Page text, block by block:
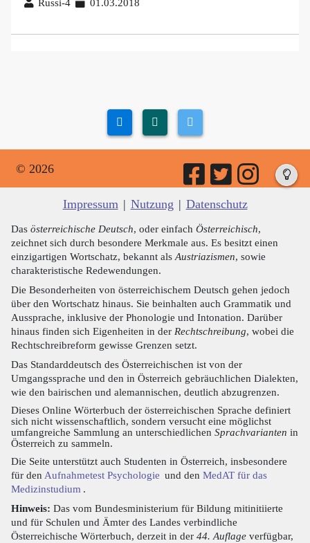
Russi-4 01.03.2018
© 2026
Impressum | Nutzung | Datenschutz
Das österreichische Deutsch, oder einfach Österreichisch,
zeichnet sich durch besondere Merkmale aus. Es besitzt einen
einzigartigen Wortschatz, bekannt alsAustriazismen, sowie
charakteristische Redewendungen.
Die Besonderheiten von österreichischem Deutsch gehen jedoch
über den Wortschatz hinaus. Sie beinhalten auch Grammatik und
Aussprache, inklusive der Phonologie und Intonation. Darüber
hinaus finden sich Eigenheiten in der Rechtschreibung, wobei die
Rechtschreibreform gewisse Grenzen setzt.
Das Standarddeutsch des Österreichischen ist von der
Umgangssprache und den in Österreich gebräuchlichen Dialekten,
wie den bairischen und alemannischen, deutlich abzugrenzen.
Dieses Online Wörterbuch der österreichischen Sprache definiert
sich nicht wissenschaftlich, sondern versucht eine möglichst
umfangreiche Sammlung an unterschiedlichen Sprachvarianten in
Österreich zu sammeln.
Die Seite unterstützt auch Studenten in Österreich, insbesondere
für den Aufnahmetest Psychologie und den MedAT für das
Medizinstudium .
Hinweis: Das vom Bundesministerium für Bildung mitinitiierte
und für Schulen und Ämter des Landes verbindliche
Österreichische Wörterbuch, derzeit in der 44. Auflage verfügbar,